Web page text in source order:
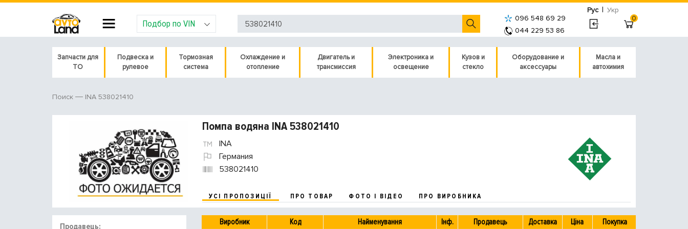
Рус | Укр
Подбор по VIN
096 548 69 29
044 229 53 86
0
Запчасти для
ТО
Подвеска и
рулевое
Тормозная
система
Охлаждение и
отопление
Двигатель и
трансмиссия
Электроника и
освещение
Кузов и
стекло
Оборудование и
аксессуары
Масла и
автохимия
Поиск INA 538021410
Помпа водяна INA 538021410
INA
Германия
538021410
УСІ ПРОПОЗИЦІЇ ПРО ТОВАР ФОТО І ВІДЕО ПРО ВИРОБНИКА
Продавець: Виробник Код Найменування Інф. Продавець Доставка Ціна Покупка